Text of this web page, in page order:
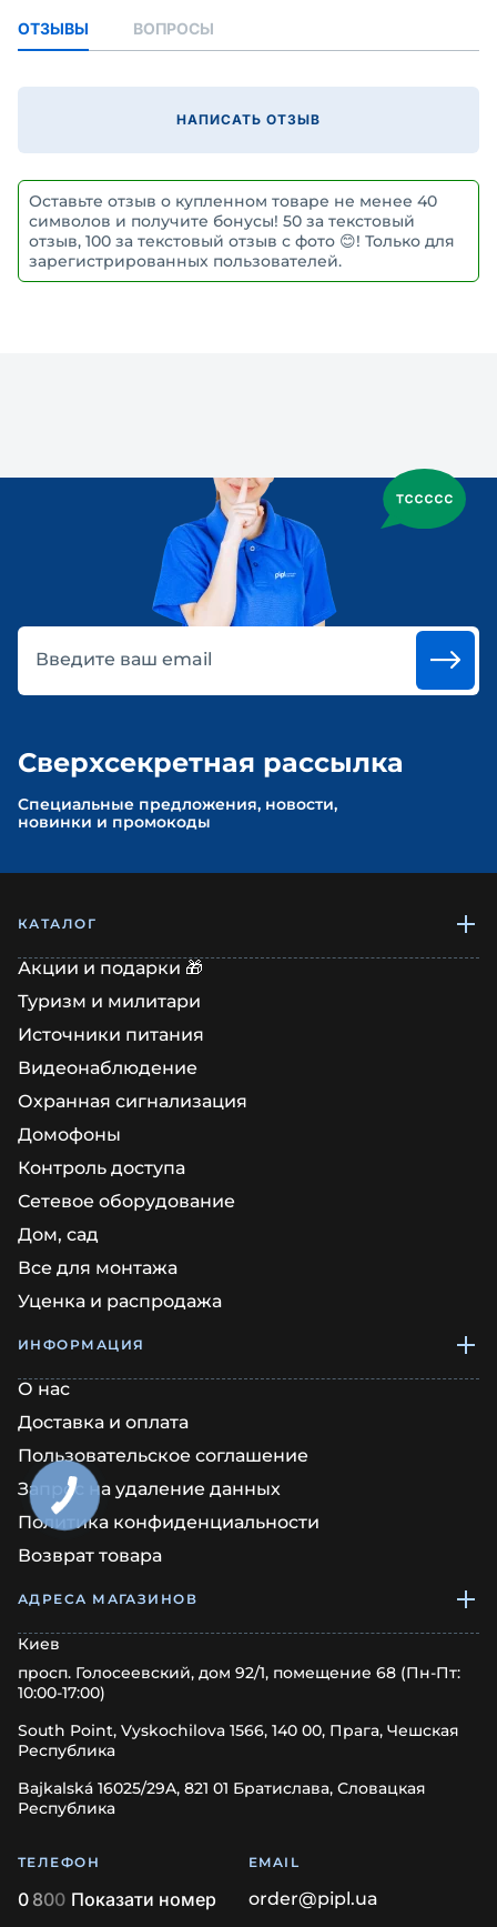
ОТЗЫВЫ ВОПРОСЫ
НАПИСАТЬ ОТЗЫВ
Оставьте отзыв о купленном товаре не менее 40
символов и получите бонусы! 50 за текстовый
отзыв, 100 за текстовый отзыв с фото 😊! Только для
зарегистрированных пользователей.
Введите ваш email
Сверхсекретная рассылка
Cпециальные предложения, новости,
новинки и промокоды
КАТАЛОГ
Акции и подарки 🎁
Туризм и милитари
Источники питания
Видеонаблюдение
Охранная сигнализация
Домофоны
Контроль доступа
Сетевое оборудование
Дом, сад
Все для монтажа
Уценка и распродажа
ИНФОРМАЦИЯ
О нас
Доставка и оплата
Пользовательское соглашение
Запрос на удаление данных
Политика конфиденциальности
Возврат товара
АДРЕСА МАГАЗИНОВ
Киев
просп. Голосеевский, дом 92/1, помещение 68 (Пн-Пт:
10:00-17:00)
South Point, Vyskochilova 1566, 140 00, Прага, Чешская
Республика
Bajkalská 16025/29A, 821 01 Братислава, Словацкая
Республика
ТЕЛЕФОН
0 800 Показати номер
EMAIL
order@pipl.ua